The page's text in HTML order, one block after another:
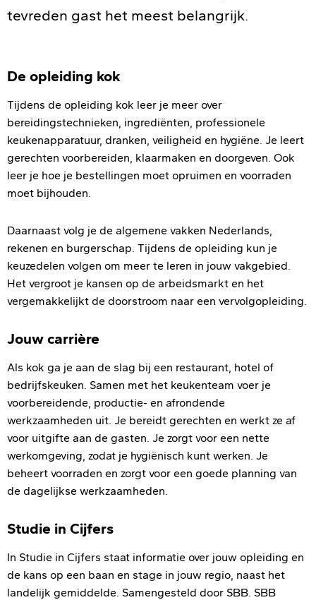
tevreden gast het meest belangrijk.
De opleiding kok
Tijdens de opleiding kok leer je meer over
bereidingstechnieken, ingrediënten, professionele
keukenapparatuur, dranken, veiligheid en hygiëne. Je leert
gerechten voorbereiden, klaarmaken en doorgeven. Ook
leer je hoe je bestellingen moet opruimen en voorraden
moet bijhouden.
Daarnaast volg je de algemene vakken Nederlands,
rekenen en burgerschap. Tijdens de opleiding kun je
keuzedelen volgen om meer te leren in jouw vakgebied.
Het vergroot je kansen op de arbeidsmarkt en het
vergemakkelijkt de doorstroom naar een vervolgopleiding.
Jouw carrière
Als kok ga je aan de slag bij een restaurant, hotel of
bedrijfskeuken. Samen met het keukenteam voer je
voorbereidende, productie- en afrondende
werkzaamheden uit. Je bereidt gerechten en werkt ze af
voor uitgifte aan de gasten. Je zorgt voor een nette
werkomgeving, zodat je hygiënisch kunt werken. Je
beheert voorraden en zorgt voor een goede planning van
de dagelijkse werkzaamheden.
Studie in Cijfers
In Studie in Cijfers staat informatie over jouw opleiding en
de kans op een baan en stage in jouw regio, naast het
landelijk gemiddelde. Samengesteld door SBB. SBB